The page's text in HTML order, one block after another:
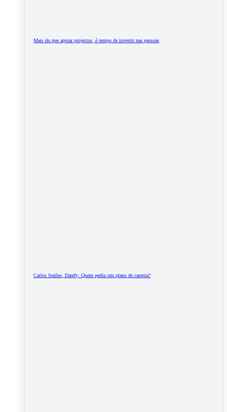
Mais do que apoiar projectos, é tempo de investir nas pessoas
Carlos Sezões, Darefy: Quem pediu um plano de carreira?